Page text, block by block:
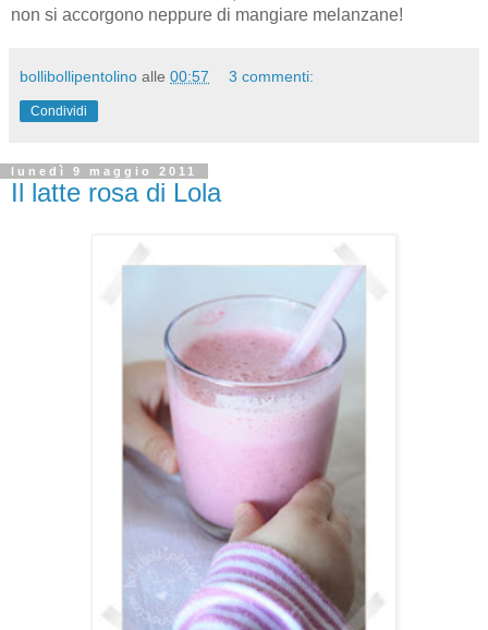
non si accorgono neppure di mangiare melanzane!
bollibollipentolino alle 00:57 3 commenti:
Condividi
lunedì 9 maggio 2011
Il latte rosa di Lola